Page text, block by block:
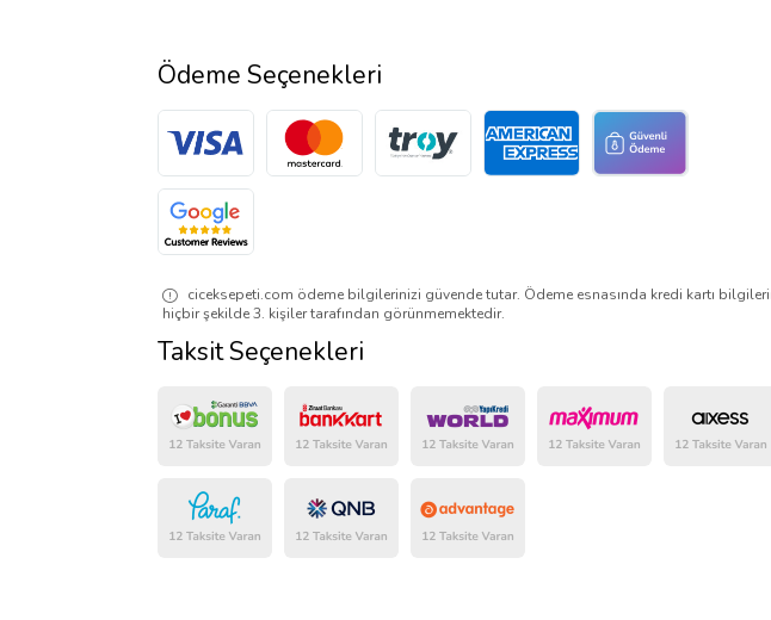
Ödeme Seçenekleri
ciceksepeti.com ödeme bilgilerinizi güvende tutar. Ödeme esnasında kredi kartı
hiçbir şekilde 3. kişiler tarafından görünmemektedir.
Taksit Seçenekleri